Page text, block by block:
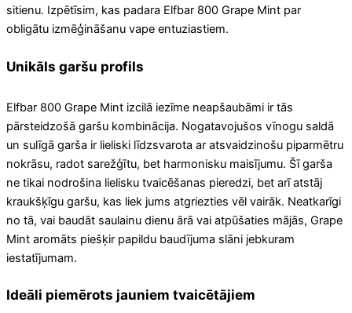
sitienu. Izpētīsim, kas padara Elfbar 800 Grape Mint par
obligātu izmēģināšanu vape entuziastiem.
Unikāls garšu profils
Elfbar 800 Grape Mint izcilā iezīme neapšaubāmi ir tās
pārsteidzošā garšu kombinācija. Nogatavojušos vīnogu saldā
un sulīgā garša ir lieliski līdzsvarota ar atsvaidzinošu piparmētru
nokrāsu, radot sarežģītu, bet harmonisku maisījumu. Šī garša
ne tikai nodrošina lielisku tvaicēšanas pieredzi, bet arī atstāj
kraukšķīgu garšu, kas liek jums atgriezties vēl vairāk. Neatkarīgi
no tā, vai baudāt saulainu dienu ārā vai atpūšaties mājās, Grape
Mint aromāts piešķir papildu baudījuma slāni jebkuram
iestatījumam.
Ideāli piemērots jauniem tvaicētājiem